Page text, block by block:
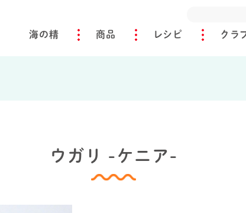
海の精 商品 レシピ クラ
ウガリ -ケニア-